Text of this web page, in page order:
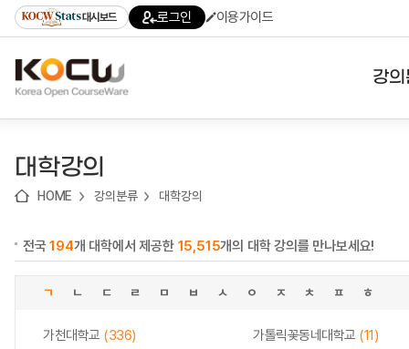
기
기
기
content)
가
대시보드 로그인 이용가이드
강
대학강의
HOME 강의분류 대학강의
전국194개 대학에서 제공한 15,515개의 대학 강의를 만나보세요!
ㄱ ㄴ ㄷ ㄹ ㅁ ㅂ ㅅ ㅇ ㅈ ㅊ ㅍ ㅎ
가천대학교 (336) 가톨릭꽃동네대학교 (11)